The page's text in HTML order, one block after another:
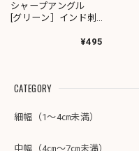
シャープアングル
[グリーン］インド刺
¥495
CATEGORY
細幅（1～4㎝未満）
中幅（4㎝～7㎝未満）